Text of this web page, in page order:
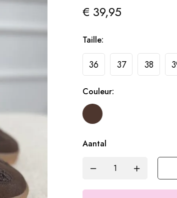
€ 39,95
Taille:
36 37 38
Couleur:
Aantal